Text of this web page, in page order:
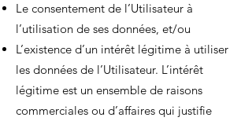
Le consentement de l’Utilisateur à
l’utilisation de ses données, et/ou
L’existence d’un intérêt légitime à utiliser
les données de l’Utilisateur. L’intérêt
légitime est un ensemble de raisons
commerciales ou d’affaires qui justifie